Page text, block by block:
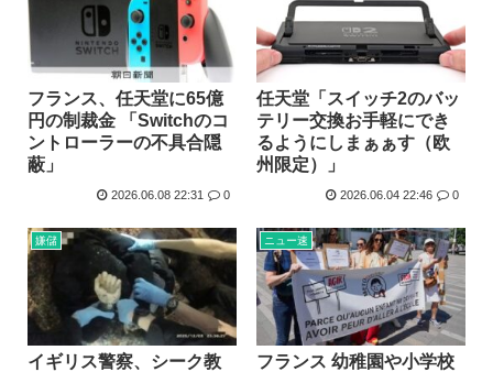
フランス、任天堂に65億
円の制裁金 「Switchのコ
ントローラーの不具合隠
蔽」
2026.06.08 22:31 0
任天堂「スイッチ2のバッ
テリー交換お手軽にでき
るようにしまぁぁす（欧
州限定）」
2026.06.04 22:46 0
嫌儲
イギリス警察、シーク教
ニュー速
フランス 幼稚園や小学校